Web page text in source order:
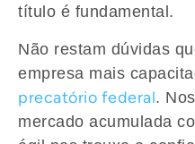
título é fundamental.
Não restam dúvidas
empresa mais
precatório federal.
mercado acumulada